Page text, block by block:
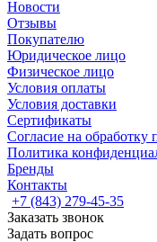
Новости
Отзывы
Покупателю
Юридическое лицо
Физическое лицо
Условия оплаты
Условия доставки
Сертификаты
Согласие на
Политика
Бренды
Контакты
+7 (843) 279-45-35
Заказать звонок
Задать вопрос